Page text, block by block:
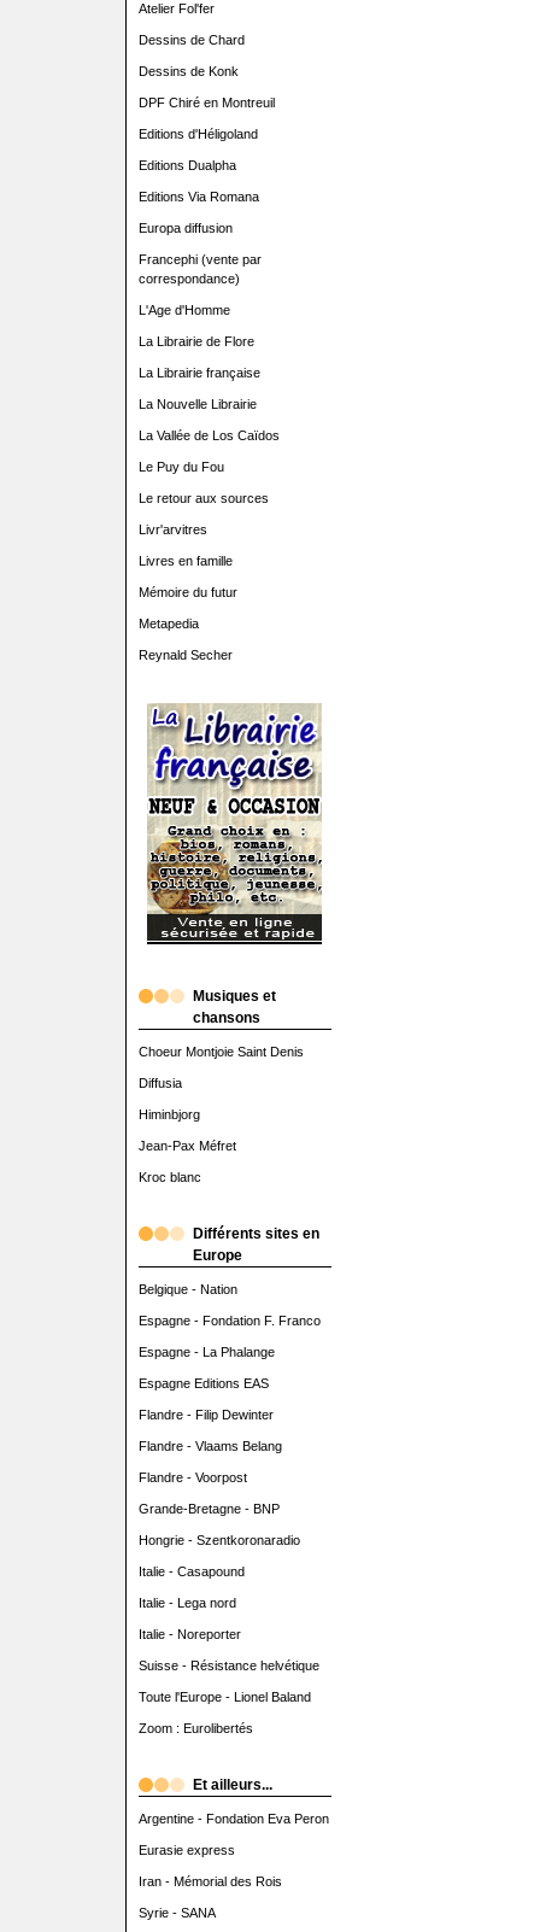
Atelier Fol'fer
Dessins de Chard
Dessins de Konk
DPF Chiré en Montreuil
Editions d'Héligoland
Editions Dualpha
Editions Via Romana
Europa diffusion
Francephi (vente par
correspondance)
L'Age d'Homme
La Librairie de Flore
La Librairie française
La Nouvelle Librairie
La Vallée de Los Caïdos
Le Puy du Fou
Le retour aux sources
Livr'arvitres
Livres en famille
Mémoire du futur
Metapedia
Reynald Secher
Musiques et
chansons
Choeur Montjoie Saint Denis
Diffusia
Himinbjorg
Jean-Pax Méfret
Kroc blanc
Différents sites en
Europe
Belgique - Nation
Espagne - Fondation F. Franco
Espagne - La Phalange
Espagne Editions EAS
Flandre - Filip Dewinter
Flandre - Vlaams Belang
Flandre - Voorpost
Grande-Bretagne - BNP
Hongrie - Szentkoronaradio
Italie - Casapound
Italie - Lega nord
Italie - Noreporter
Suisse - Résistance helvétique
Toute l'Europe - Lionel Baland
Zoom : Eurolibertés
Et ailleurs...
Argentine - Fondation Eva Peron
Eurasie express
Iran - Mémorial des Rois
Syrie - SANA